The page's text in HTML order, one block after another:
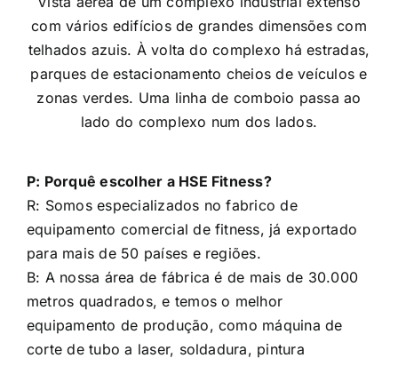
R: Somos especializados no fabrico de
equipamento comercial de fitness, já exportado
para mais de 50 países e regiões.
B: A nossa área de fábrica é de mais de 30.000
metros quadrados, e temos o melhor
equipamento de produção, como máquina de
corte de tubo a laser, soldadura, pintura
eletrónica por pulverização, linha de trabalho de